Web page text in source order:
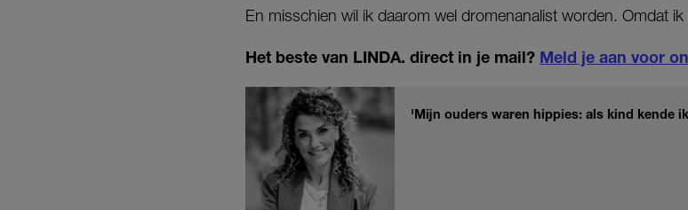
En misschien wil ik daarom wel dromenanalist worden. Omdat
Het beste van LINDA. direct in je mail? Meld je aan voor
'Mijn ouders waren hippies: als kind kende